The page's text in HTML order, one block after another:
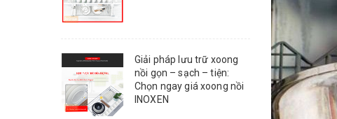
Giải pháp lưu trữ xoong
nồi gọn – sạch – tiện:
Chọn ngay giá xoong nồi
INOXEN